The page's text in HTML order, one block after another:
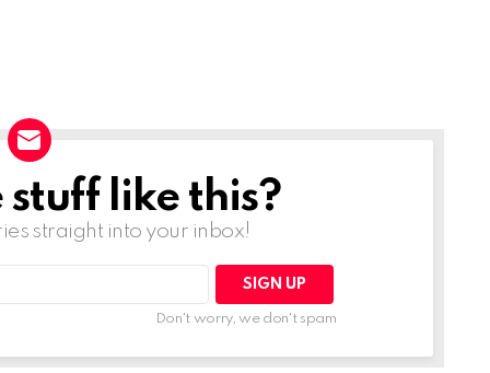
like this?
straight into your inbox!
Don't worry, we don't spam